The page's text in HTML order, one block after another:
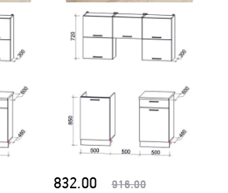
832.00 916.00